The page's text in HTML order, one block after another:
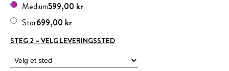
599,00 kr
Medium
699,00 kr
Stor
STEG 2 – VELG LEVERINGSSTED